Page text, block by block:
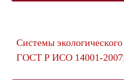
Системы
ГОСТ Р ИСО 14001-